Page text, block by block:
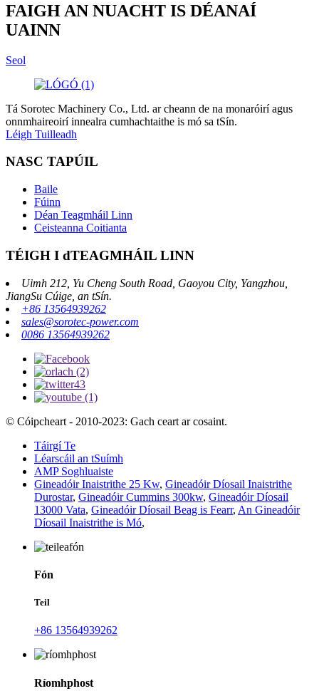
FAIGH AN NUACHT IS DÉANAÍ
UAINN
Seol
Tá Sorotec Machinery Co., Ltd. ar cheann de na monaróirí agus
onnmhaireoirí innealra cumhachtaithe is mó sa tSín.
Léigh Tuilleadh
NASC TAPÚIL
Baile
Fúinn
Déan Teagmháil Linn
Ceisteanna Coitianta
TÉIGH I dTEAGMHÁIL LINN
Uimh 212, Yu Cheng South Road, Gaoyou City, Yangzhou,
JiangSu Cúige, an tSín.
+86 13564939262
sales@sorotec-power.com
0086 13564939262
© Cóipcheart - 2010-2023: Gach ceart ar cosaint.
Táirgí Te
Léarscáil an tSuímh
AMP Soghluaiste
Gineadóir Inaistrithe 25 Kw, Gineadóir Díosail Inaistrithe
Durostar, Gineadóir Cummins 300kw, Gineadóir Díosail
13000 Vata, Gineadóir Díosail Beag is Fearr, An Gineadóir
Díosail Inaistrithe is Mó,
Fón
Teil
+86 13564939262
Ríomhphost